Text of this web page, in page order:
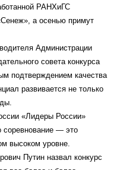
РАНХиГС
а осенью примут
Администрации
совета конкурса
подтверждением качества
развивается не только
«Лидеры России»
соревнование — это
высоком уровне.
Путин назвал конкурс